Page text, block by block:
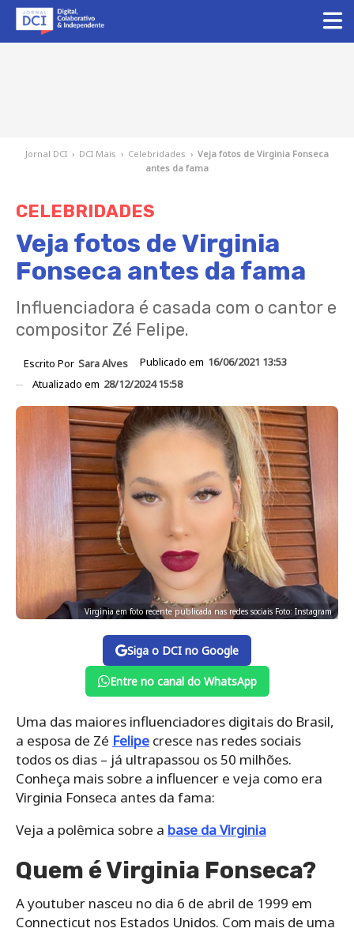
Jornal DCI › DCI Mais › Celebridades › Veja fotos de Virginia Fonseca
antes da fama
CELEBRIDADES
Veja fotos de Virginia
Fonseca antes da fama
Influenciadora é casada com o cantor e
compositor Zé Felipe.
Escrito Por Sara Alves Publicado em 16/06/2021 13:53
Atualizado em 28/12/2024 15:58
Virginia em foto recente publicada nas redes sociais Foto: Instagram
Siga o DCI no Google
Entre no canal do WhatsApp
Uma das maiores influenciadores digitais do Brasil,
a esposa de Zé Felipe cresce nas redes sociais
todos os dias – já ultrapassou os 50 milhões.
Conheça mais sobre a influencer e veja como era
Virginia Fonseca antes da fama:
Veja a polêmica sobre a base da Virginia
Quem é Virginia Fonseca?
A youtuber nasceu no dia 6 de abril de 1999 em
Connecticut nos Estados Unidos. Com mais de uma